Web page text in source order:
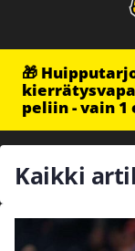
🎁
peliin - vain 1
Kaikki